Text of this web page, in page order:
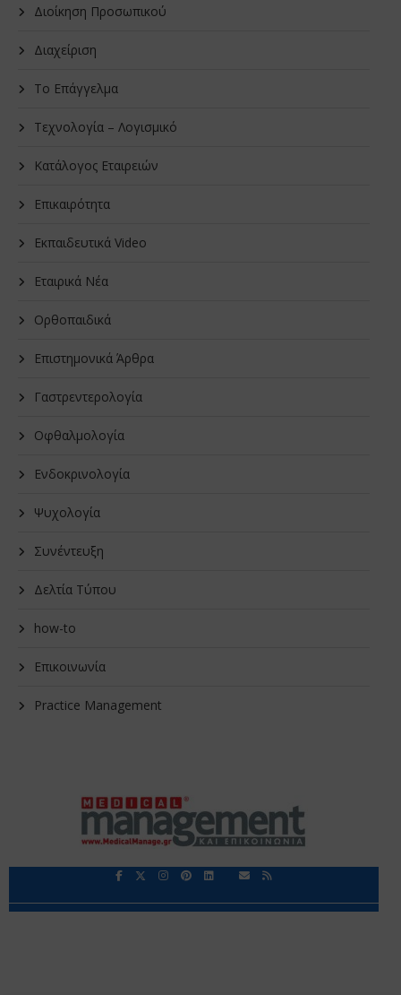
Διοίκηση Προσωπικού
Διαχείριση
Το Επάγγελμα
Τεχνολογία – Λογισμικό
Κατάλογος Εταιρειών
Επικαιρότητα
Εκπαιδευτικά Video
Εταιρικά Νέα
Oρθοπαιδικά
Επιστημονικά Άρθρα
Γαστρεντερολογία
Οφθαλμολογία
Ενδοκρινολογία
Ψυχολογία
Συνέντευξη
Δελτία Τύπου
how-to
Επικοινωνία
Practice Management